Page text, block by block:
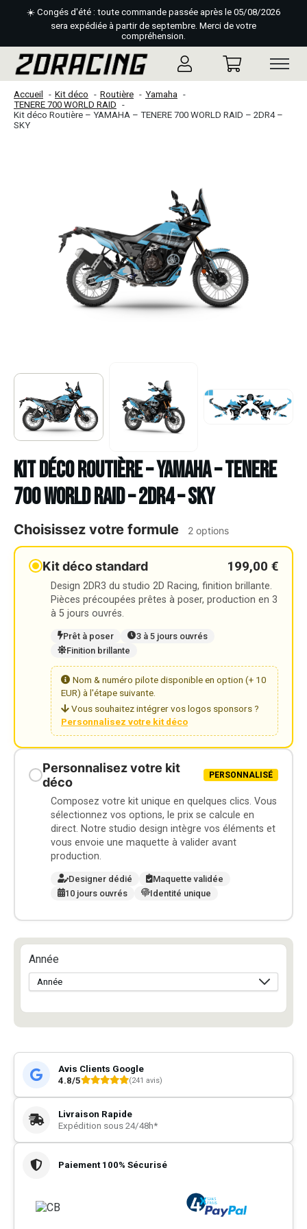
☀️ Congés d'été : toute commande passée après le 05/08/2026
sera expédiée à partir de septembre. Merci de votre
compréhension.
Accueil Kit déco Routière
Yamaha
TENERE 700 WORLD RAID
Kit déco Routière – YAMAHA – TENERE 700 WORLD RAID – 2DR4 –
SKY
Kit déco Routière – YAMAHA – TENERE
700 WORLD RAID – 2DR4 – SKY
Choisissez votre formule 2 options
Kit déco standard 199,00 €
Design 2DR3 du studio 2D Racing, finition brillante.
Pièces précoupées prêtes à poser, production en 3
à 5 jours ouvrés.
Prêt à poser
3 à 5 jours ouvrés
Finition brillante
Nom & numéro pilote disponible en option (+ 10
EUR) à l'étape suivante.
Vous souhaitez intégrer vos logos sponsors ?
Personnalisez votre kit déco
Personnalisez votre kit
déco
PERSONNALISÉ
Composez votre kit unique en quelques clics. Vous
sélectionnez vos options, le prix se calcule en
direct. Notre studio design intègre vos éléments et
vous envoie une maquette à valider avant
production.
Designer dédié
Maquette validée
10 jours ouvrés
Identité unique
Année
Avis Clients Google
4.8/5
(241 avis)
Livraison Rapide
Expédition sous 24/48h*
Paiement 100% Sécurisé